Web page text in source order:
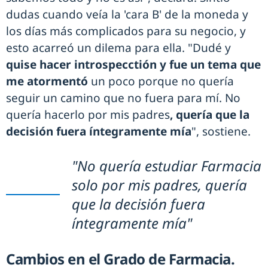
dudas cuando veía la 'cara B' de la moneda y
los días más complicados para su negocio, y
esto acarreó un dilema para ella. "Dudé y
quise hacer introspecctión y fue un tema que
me atormentó un poco porque no quería
seguir un camino que no fuera para mí. No
quería hacerlo por mis padres, quería que la
decisión fuera íntegramente mía", sostiene.
"No quería estudiar Farmacia
solo por mis padres, quería
que la decisión fuera
íntegramente mía"
Cambios en el Grado de Farmacia.